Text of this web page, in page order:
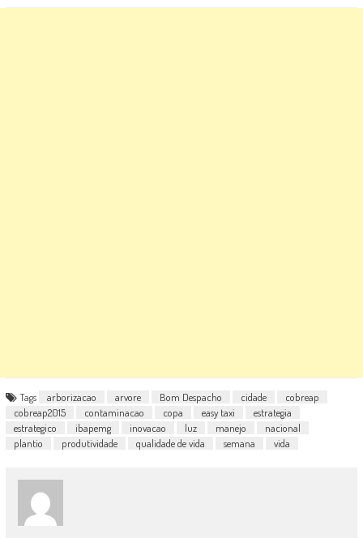
Tags arborizacao arvore Bom Despacho cidade
cobreap
cobreap2015
contaminacao copa easy taxi
estrategia
estrategico
ibapemg inovacao luz manejo
nacional
plantio
produtividade qualidade de vida semana vida